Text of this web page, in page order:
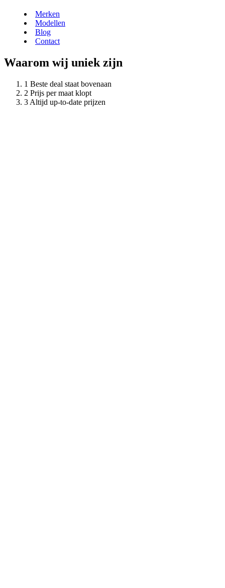
Merken
Modellen
Blog
Contact
Waarom wij uniek zijn
Beste deal staat bovenaan
Prijs per maat klopt
Altijd up-to-date prijzen